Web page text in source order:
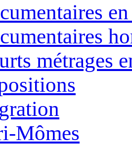
métrages
Mômes